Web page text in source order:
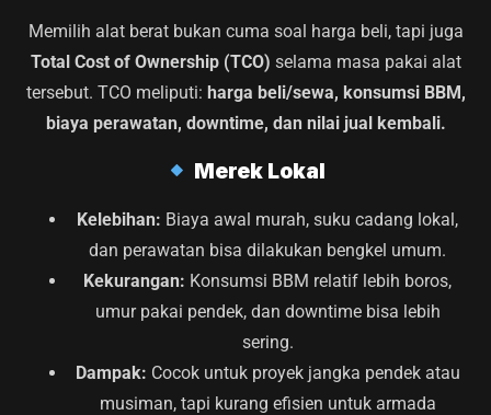
Memilih alat berat bukan cuma soal harga beli, tapi juga
Total Cost of Ownership (TCO) selama masa pakai alat
tersebut. TCO meliputi: harga beli/sewa, konsumsi BBM,
biaya perawatan, downtime, dan nilai jual kembali.
Merek Lokal
Kelebihan: Biaya awal murah, suku cadang lokal,
dan perawatan bisa dilakukan bengkel umum.
Kekurangan: Konsumsi BBM relatif lebih boros,
umur pakai pendek, dan downtime bisa lebih
sering.
Dampak: Cocok untuk proyek jangka pendek atau
musiman, tapi kurang efisien untuk armada